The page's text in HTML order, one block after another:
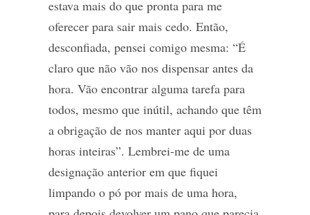
estava mais do que pronta para me
oferecer para sair mais cedo. Então,
desconfiada, pensei comigo mesma: “É
claro que não vão nos dispensar antes da
hora. Vão encontrar alguma tarefa para
todos, mesmo que inútil, achando que têm
a obrigação de nos manter aqui por duas
horas inteiras”. Lembrei-me de uma
designação anterior em que fiquei
limpando o pó por mais de uma hora,